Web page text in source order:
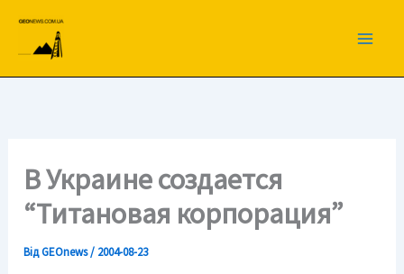
вмісту
В Украине создается
“Титановая корпорация”
ВідGEOnews/ 2004-08-23